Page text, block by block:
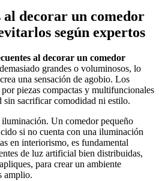
decorar un comedor
según expertos
al decorar un comedor
grandes o voluminosos, lo
una sensación de agobio. Los
piezas compactas y multifuncionales
sin sacrificar comodidad ni estilo.
Un comedor pequeño
si no cuenta con una iluminación
en interiorismo, es fundamental
de luz artificial bien distribuidas,
para crear un ambiente
amplio.